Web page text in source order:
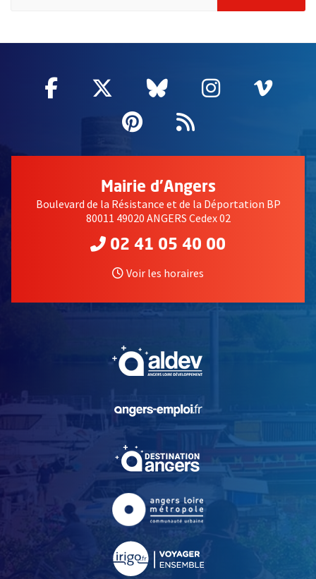
Facebook
, Ouvre une nouvelle fenêtre
Twitter
, Ouvre une nouvelle
Bluesky
, Ouvre une
Instagram
, Ouvre
,
Pinterest
, Ouvre une
Flux RSS
Mairie d'Angers
Boulevard de la Résistance et de la Déportation BP
80011 49020 ANGERS Cedex 02
02 41 05 40 00
Voir les horaires
, Ouvre une nouvelle
, Ouvre une nouvelle